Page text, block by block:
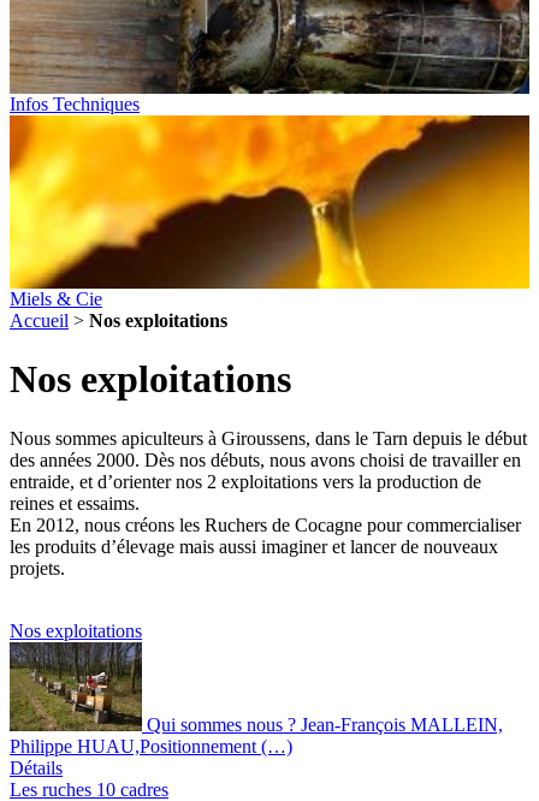
Infos Techniques
Miels & Cie
Accueil > Nos exploitations
Nos exploitations
Nous sommes apiculteurs à Giroussens, dans le Tarn depuis le début
des années 2000. Dès nos débuts, nous avons choisi de travailler en
entraide, et d’orienter nos 2 exploitations vers la production de
reines et essaims.
En 2012, nous créons les Ruchers de Cocagne pour commercialiser
les produits d’élevage mais aussi imaginer et lancer de nouveaux
projets.
Nos exploitations
Qui sommes nous ? Jean-François MALLEIN,
Philippe HUAU,Positionnement (…)
Détails
Les ruches 10 cadres